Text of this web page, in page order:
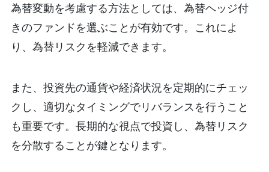
為替変動を考慮する方法としては、為替ヘッジ付
きのファンドを選ぶことが有効です。これによ
り、為替リスクを軽減できます。
また、投資先の通貨や経済状況を定期的にチェッ
クし、適切なタイミングでリバランスを行うこと
も重要です。長期的な視点で投資し、為替リスク
を分散することが鍵となります。